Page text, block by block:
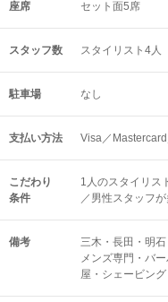
座席 セット面5席
スタッフ数 スタイリスト4人
駐車場 なし
支払い方法 Visa／
こだわり
条件
1人のスタイリス
／男性スタッフ
備考
三木・長田・明
メンズ専門・バ
屋・シェービング